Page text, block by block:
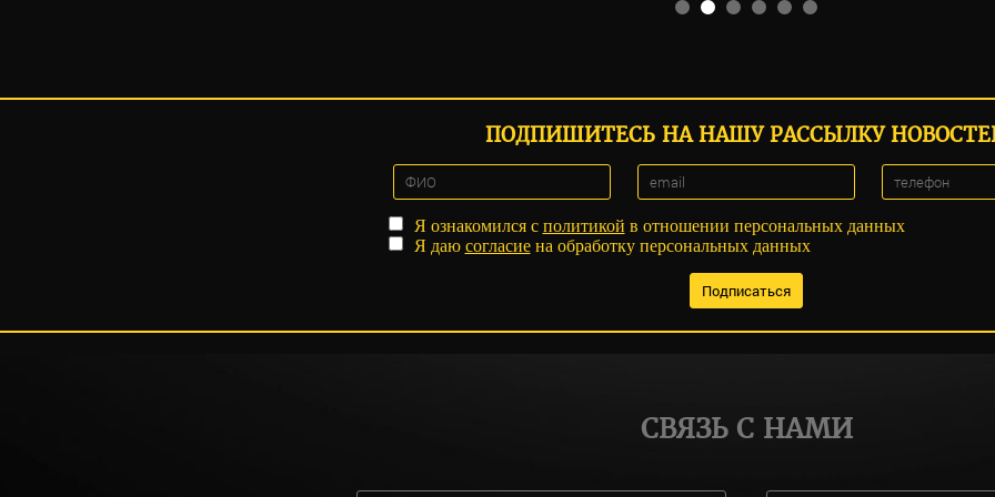
ПОДПИШИТЕСЬ НА НАШУ РАССЫЛКУ
Я ознакомился с политикой в отношении персональных данных
Я даю согласиена обработку персональных данных
СВЯЗЬ С НАМИ